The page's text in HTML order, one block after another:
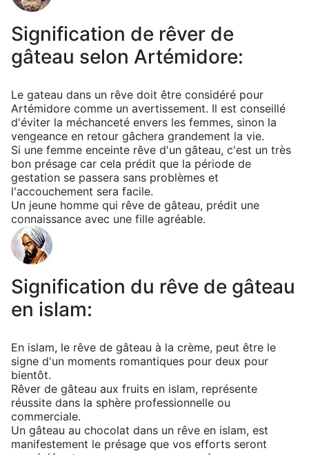
Signification de rêver de
gâteau selon Artémidore:
Le gateau dans un rêve doit être considéré pour
Artémidore comme un avertissement. Il est conseillé
d'éviter la méchanceté envers les femmes, sinon la
vengeance en retour gâchera grandement la vie.
Si une femme enceinte rêve d'un gâteau, c'est un très
bon présage car cela prédit que la période de
gestation se passera sans problèmes et
l'accouchement sera facile.
Un jeune homme qui rêve de gâteau, prédit une
connaissance avec une fille agréable.
Signification du rêve de gâteau
en islam:
En islam, le rêve de gâteau à la crème, peut être le
signe d'un moments romantiques pour deux pour
bientôt.
Rêver de gâteau aux fruits en islam, représente
réussite dans la sphère professionnelle ou
commerciale.
Un gâteau au chocolat dans un rêve en islam, est
manifestement le présage que vos efforts seront